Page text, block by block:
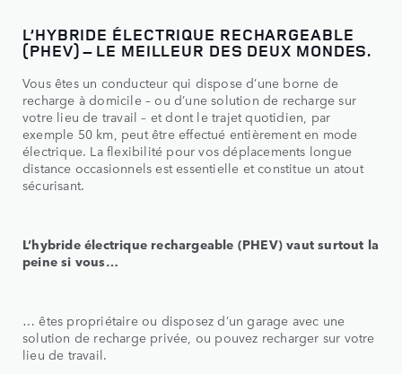
L’HYBRIDE ÉLECTRIQUE RECHARGEABLE
(PHEV) – LE MEILLEUR DES DEUX MONDES.
Vous êtes un conducteur qui dispose d’une borne de
recharge à domicile – ou d’une solution de recharge sur
votre lieu de travail – et dont le trajet quotidien, par
exemple 50 km, peut être effectué entièrement en mode
électrique. La flexibilité pour vos déplacements longue
distance occasionnels est essentielle et constitue un atout
sécurisant.
L’hybride électrique rechargeable (PHEV) vaut surtout la
peine si vous…
… êtes propriétaire ou disposez d’un garage avec une
solution de recharge privée, ou pouvez recharger sur votre
lieu de travail.